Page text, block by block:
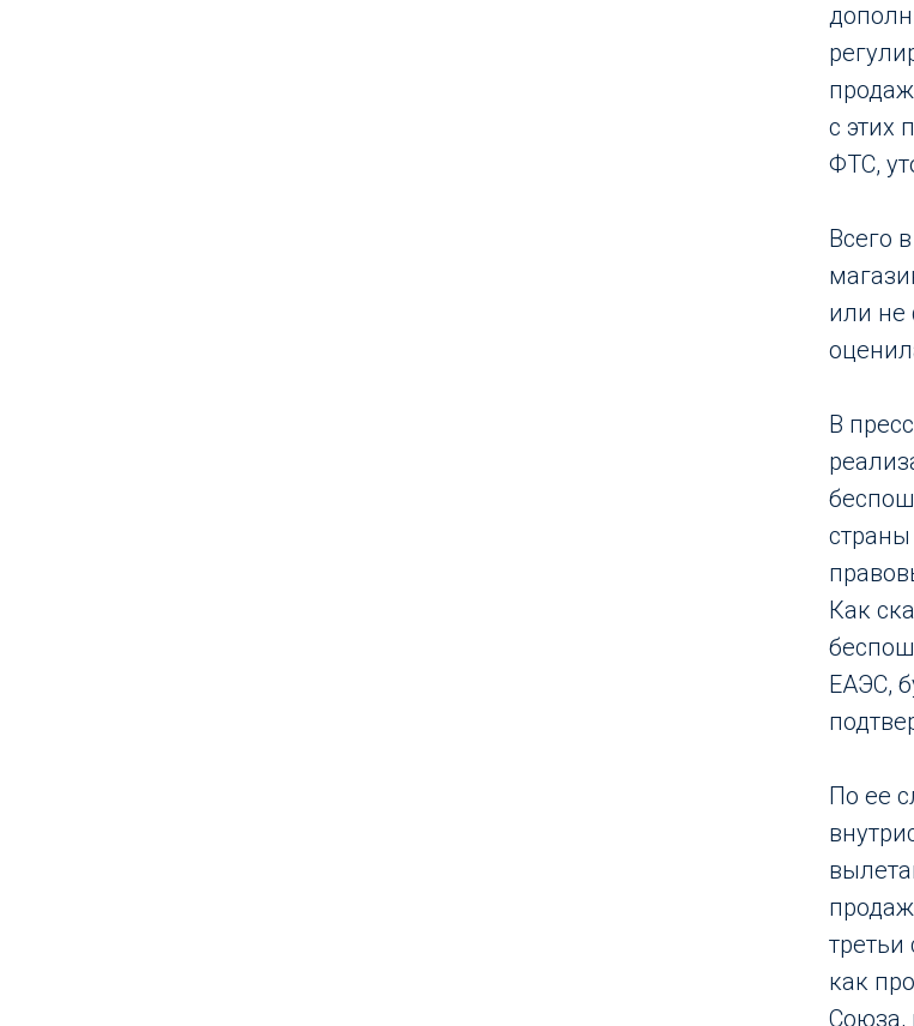
с этих
ФТС,
Всего
или не
В
Как
ЕАЭС,
По ее
как
Союза,